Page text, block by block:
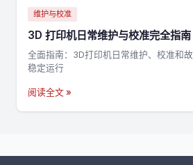
维护与校准
3D 打印机日常维护与校准完全指
全面指南：3D打印机日常维护、校准和
稳定运行
阅读全文 »